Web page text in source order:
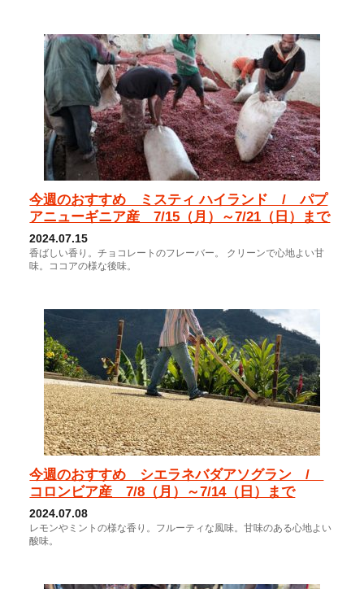
今週のおすすめ ミスティ ハイランド / パプ
アニューギニア産 7/15（月）～7/21（日）まで
2024.07.15
香ばしい香り。チョコレートのフレーバー。 クリーンで心地よい甘
味。ココアの様な後味。
今週のおすすめ シエラネバダアソグラン /
コロンビア産 7/8（月）～7/14（日）まで
2024.07.08
レモンやミントの様な香り。フルーティな風味。甘味のある心地よい
酸味。